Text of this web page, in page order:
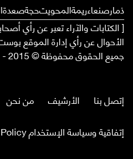
ذمارصنعاءريمةالمحويتحجةصعدة
[ الكتابات والآراء تعبر عن رأي
الأحوال عن رأي إدارة الموقع
جميع الحقوق محفوظة © 2015 - 2026
إتصل بنا الأرشيف
من نحن
إتفاقية وسياسة الإستخدام Privacy Policy